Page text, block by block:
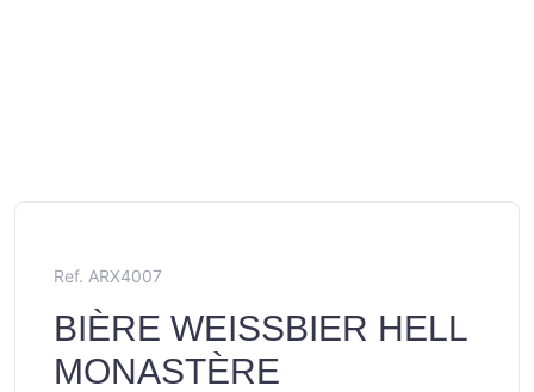
Ref. ARX4007
BIÈRE WEISSBIER HELL
MONASTÈRE